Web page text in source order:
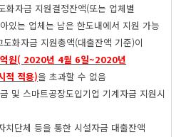
자금 지원결정잔액(또는 업체별
있는 업체는 남은 한도내에서 지원 가능
화자금 지원총액(대출잔액 기준)이
원( 2020년 4월 6일~2020년
적 적용)을 초과할 수 없음
스마트공장도입기업 기계자금 지원시
치단체 등을 통한 시설자금 대출잔액